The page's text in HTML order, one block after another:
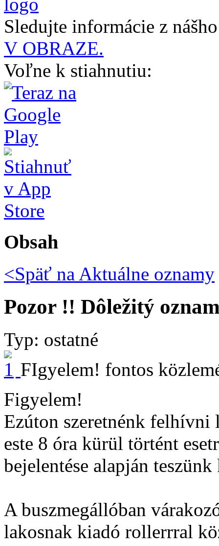
Sledujte informácie z
V OBRAZE.
Voľne k stiahnutiu:
Obsah
<Späť na Aktuálne oznamy
Pozor !! Dôležitý
Typ: ostatné
FIgyelem! fontos
Figyelem!
Ezúton szeretnénk
este 8 óra kürül történt
bejelentése alapján teszünk
A buszmegállóban
lakosnak kiadó rollerrral